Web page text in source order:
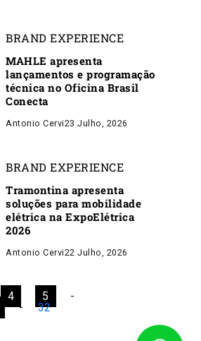
BRAND EXPERIENCE
MAHLE apresenta
lançamentos e programação
técnica no Oficina Brasil
Conecta
Antonio Cervi23 Julho, 2026
BRAND EXPERIENCE
Tramontina apresenta
soluções para mobilidade
elétrica na ExpoElétrica
2026
Antonio Cervi22 Julho, 2026
4 5
-
- 32